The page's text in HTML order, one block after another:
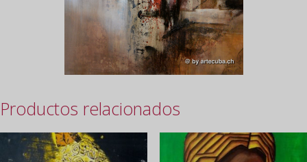
Productos relacionados